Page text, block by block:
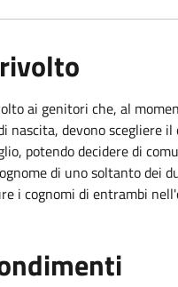
ai genitori che, al
nascita, devono scegliere il
potendo decidere di
di uno soltanto dei
i cognomi di entrambi